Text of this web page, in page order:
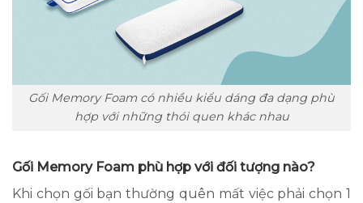
Gối Memory Foam có nhiều kiểu dáng đa dạng phù
hợp với những thói quen khác nhau
Gối Memory Foam phù hợp với đối tượng nào?
Khi chọn gối bạn thường quên mất việc phải chọn 1